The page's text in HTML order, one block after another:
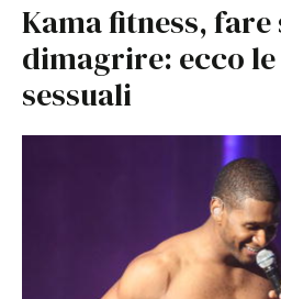
Kama fitness, fare
dimagrire: ecco
sessuali